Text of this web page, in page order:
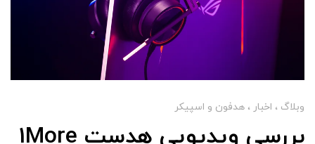
وبلاگ اخبار هدفون و اسپیکر
بررسی ویدیویی هدست 1More